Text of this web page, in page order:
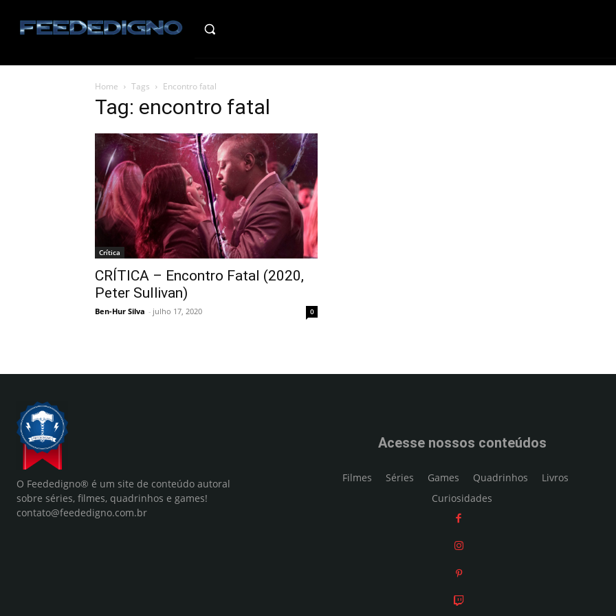
Home Tags Encontro fatal
Tag: encontro fatal
Crítica
CRÍTICA – Encontro Fatal (2020,
Peter Sullivan)
Ben-Hur Silva - julho 17, 2020 0
O Feededigno® é um site de conteúdo autoral
sobre séries, filmes, quadrinhos e games!
contato@feededigno.com.br
Acesse nossos conteúdos
Filmes Séries Games Quadrinhos
Livros
Curiosidades